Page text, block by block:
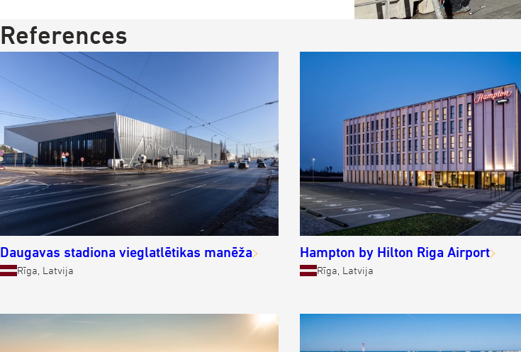
References
Daugavas stadiona vieglatlētikas manēža
Rīga, Latvija
Hampton by Hilton Riga Airport
Rīga, Latvija